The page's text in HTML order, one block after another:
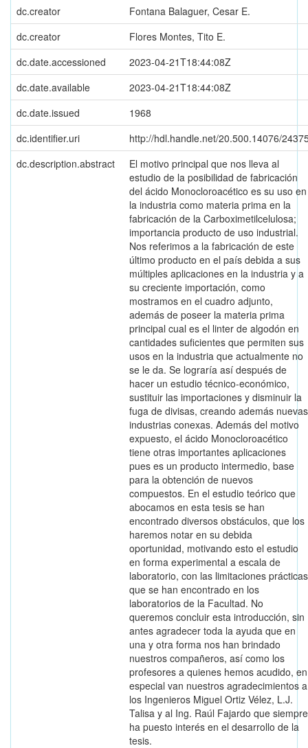
dc.creator
Fontana Balaguer, Cesar E.
dc.creator
Flores Montes, Tito E.
dc.date.accessioned
2023-04-21T18:44:08Z
dc.date.available
2023-04-21T18:44:08Z
dc.date.issued
1968
dc.identifier.uri
http://hdl.handle.net/20.500.14076/
dc.description.abstract
El motivo principal que nos lleva al
estudio de la posibilidad de fabricación
del ácido Monocloroacético es su uso en
la industria como materia prima en la
fabricación de la Carboximetilcelulosa;
importancia producto de uso industrial.
Nos referimos a la fabricación de este
último producto en el país debida a sus
múltiples aplicaciones en la industria y a
su creciente importación, como
mostramos en el cuadro adjunto,
además de poseer la materia prima
principal cual es el linter de algodón en
cantidades suficientes que permiten sus
usos en la industria que actualmente no
se le da. Se lograría así después de
hacer un estudio técnico-económico,
sustituir las importaciones y disminuir la
fuga de divisas, creando además nuevas
industrias conexas. Además del motivo
expuesto, el ácido Monocloroacético
tiene otras importantes aplicaciones
pues es un producto intermedio, base
para la obtención de nuevos
compuestos. En el estudio teórico que
abocamos en esta tesis se han
encontrado diversos obstáculos, que los
haremos notar en su debida
oportunidad, motivando esto el estudio
en forma experimental a escala de
laboratorio, con las limitaciones prácticas
que se han encontrado en los
laboratorios de la Facultad. No
queremos concluir esta introducción, sin
antes agradecer toda la ayuda que en
una y otra forma nos han brindado
nuestros compañeros, así como los
profesores a quienes hemos acudido, en
especial van nuestros agradecimientos a
los Ingenieros Miguel Ortiz Vélez, L.J.
Talisa y al Ing. Raúl Fajardo que siempre
ha puesto interés en el desarrollo de la
tesis.